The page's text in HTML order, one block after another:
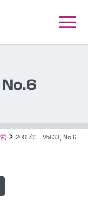
2005年 Vol.33, No.6